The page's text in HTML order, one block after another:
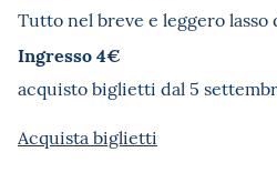
Tutto nel breve e leggero lasso
Ingresso 4€
acquisto biglietti dal 5
Acquista biglietti